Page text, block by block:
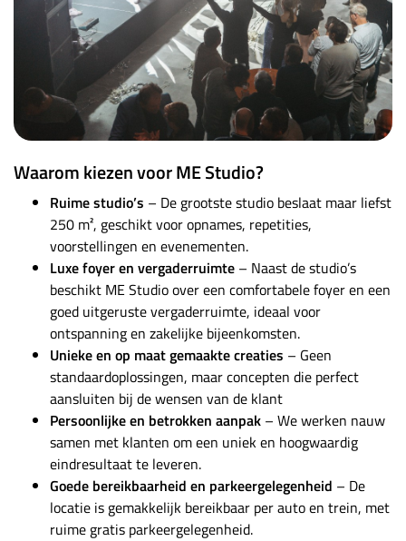
Waarom kiezen voor ME Studio?
Ruime studio’s – De grootste studio beslaat maar liefst
250 m², geschikt voor opnames, repetities,
voorstellingen en evenementen.
Luxe foyer en vergaderruimte – Naast de studio’s
beschikt ME Studio over een comfortabele foyer en een
goed uitgeruste vergaderruimte, ideaal voor
ontspanning en zakelijke bijeenkomsten.
Unieke en op maat gemaakte creaties – Geen
standaardoplossingen, maar concepten die perfect
aansluiten bij de wensen van de klant
Persoonlijke en betrokken aanpak – We werken nauw
samen met klanten om een uniek en hoogwaardig
eindresultaat te leveren.
Goede bereikbaarheid en parkeergelegenheid – De
locatie is gemakkelijk bereikbaar per auto en trein, met
ruime gratis parkeergelegenheid.